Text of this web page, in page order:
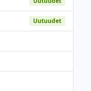
Uutuudet